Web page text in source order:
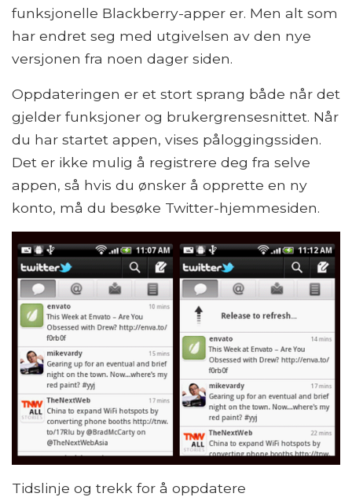
funksjonelle Blackberry-apper er. Men alt som
har endret seg med utgivelsen av den nye
versjonen fra noen dager siden.
Oppdateringen er et stort sprang både når det
gjelder funksjoner og brukergrensesnittet. Når
du har startet appen, vises påloggingssiden.
Det er ikke mulig å registrere deg fra selve
appen, så hvis du ønsker å opprette en ny
konto, må du besøke Twitter-hjemmesiden.
Tidslinje og trekk for å oppdatere